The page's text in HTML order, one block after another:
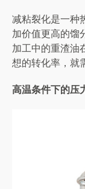
减粘裂化是一种
加价值更高的馏
加工中的重渣油
想的转化率，就
高温条件下的压